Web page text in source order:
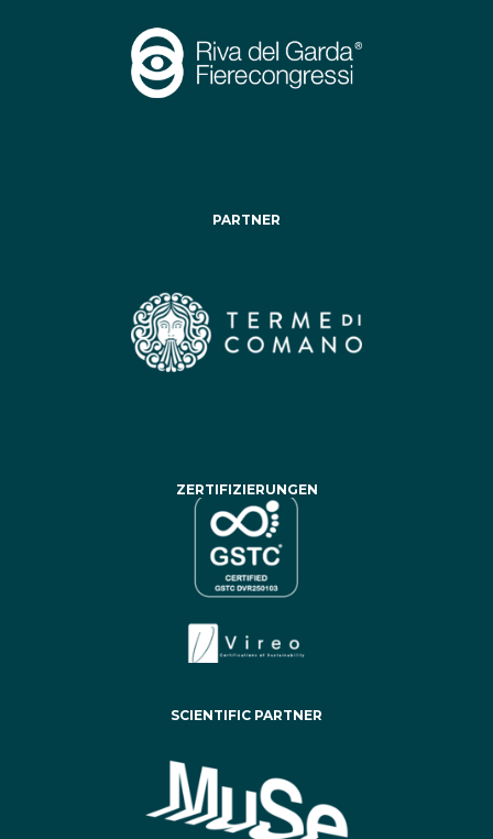
PARTNER
ZERTIFIZIERUNGEN
SCIENTIFIC PARTNER